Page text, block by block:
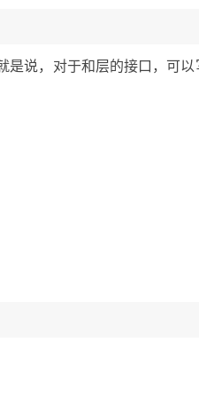
是说，对于和层的接口，可以